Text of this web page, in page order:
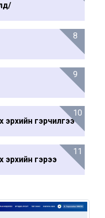
8
9
эрхийн гэрчилгээ
10
эрхийн гэрээ
11